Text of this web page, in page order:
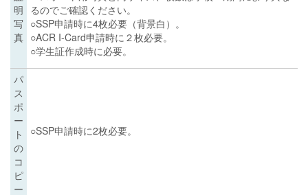
明
写
真
るのでご確認ください。
○SSP申請時に4枚必要（背景白）。
○ACR I-Card申請時に２枚必要。
○学生証作成時に必要。
パ
ス
ポ
ー
ト
の
コ
ピ
ー
○SSP申請時に2枚必要。